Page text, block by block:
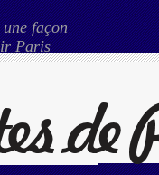
façon
Paris